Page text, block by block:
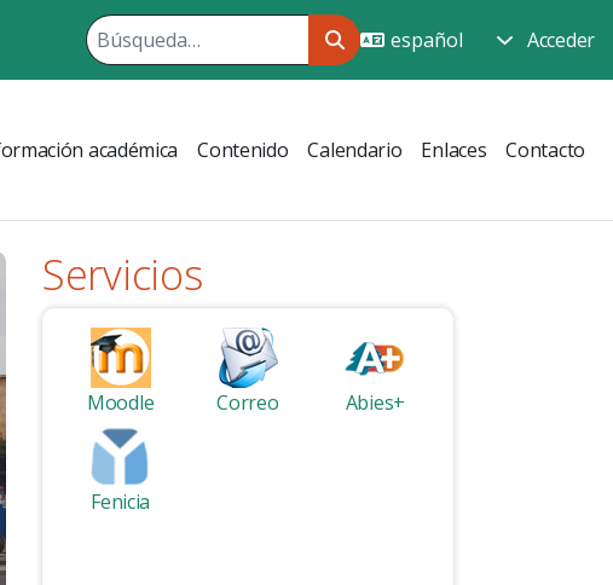
Acceder
académica Contenido Calendario Enlaces Contacto
Servicios
Moodle Correo Abies+
Fenicia